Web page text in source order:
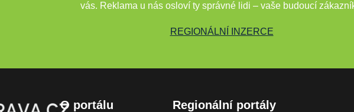
vás. Reklama u nás osloví ty správné lidi – vaše budoucí
REGIONÁLNÍ INZERCE
O portálu Regionální portály